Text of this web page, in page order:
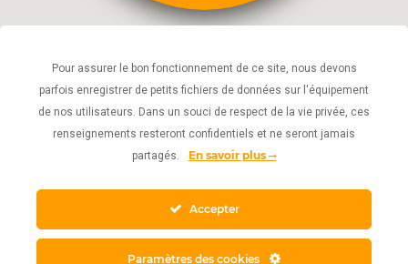
Pour assurer le bon fonctionnement de ce site, nous devons
parfois enregistrer de petits fichiers de données sur l'équipement
de nos utilisateurs. Dans un souci de respect de la vie privée, ces
renseignements resteront confidentiels et ne seront jamais
partagés.
En savoir plus
Accepter
Paramètres des cookies